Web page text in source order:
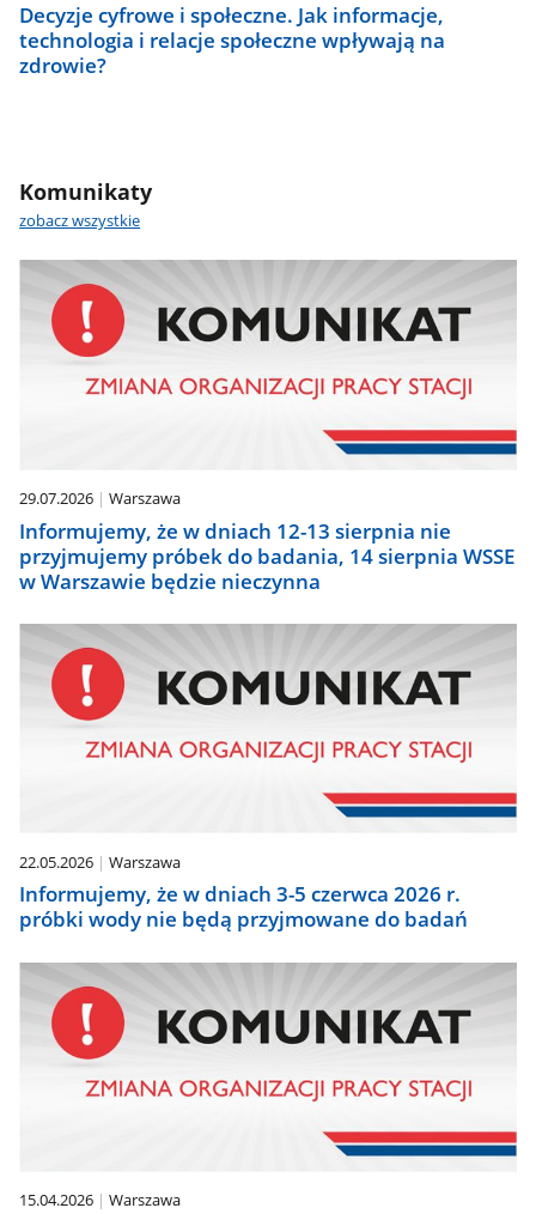
Decyzje cyfrowe i społeczne. Jak informacje,
technologia i relacje społeczne wpływają na
zdrowie?
Komunikaty
zobacz wszystkie
29.07.2026 Warszawa
Informujemy, że w dniach 12-13 sierpnia nie
przyjmujemy próbek do badania, 14 sierpnia WSSE
w Warszawie będzie nieczynna
22.05.2026 Warszawa
Informujemy, że w dniach 3-5 czerwca 2026 r.
próbki wody nie będą przyjmowane do badań
15.04.2026 Warszawa